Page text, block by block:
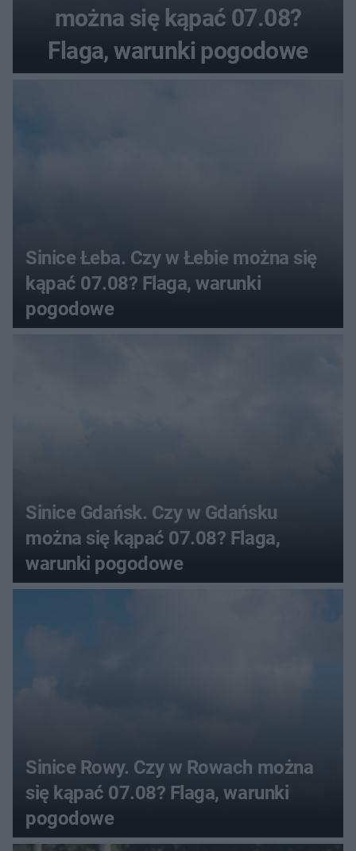
można się kąpać 07.08?
Flaga, warunki pogodowe
Sinice Łeba. Czy w Łebie można się
kąpać 07.08? Flaga, warunki
pogodowe
Sinice Gdańsk. Czy w Gdańsku
można się kąpać 07.08? Flaga,
warunki pogodowe
Sinice Rowy. Czy w Rowach można
się kąpać 07.08? Flaga, warunki
pogodowe